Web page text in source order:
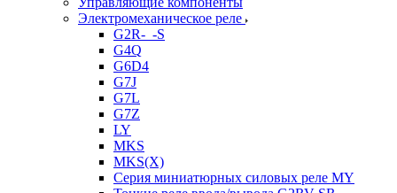
Электромеханическое реле
G2R-_-S
G4Q
G6D4
G7J
G7L
G7Z
LY
MKS
MKS(X)
Серия миниатюрных силовых реле MY